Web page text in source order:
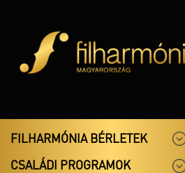
FILHARMÓNIA BÉRLETEK
CSALÁDI PROGRAMOK